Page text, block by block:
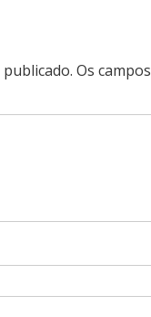
Os